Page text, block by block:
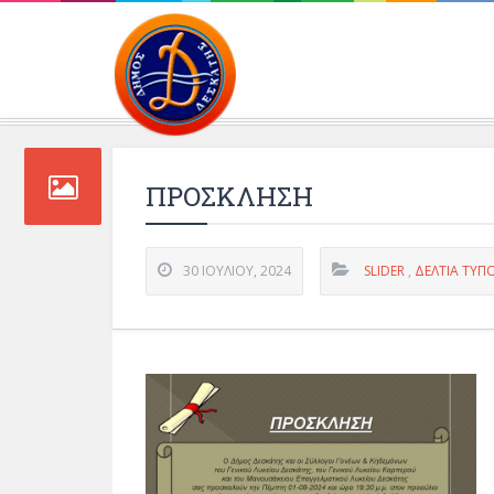
ΠΡΟΣΚΛΗΣΗ
30 ΙΟΥΛΊΟΥ, 2024 SLIDER , ΔΕΛΤΊΑ